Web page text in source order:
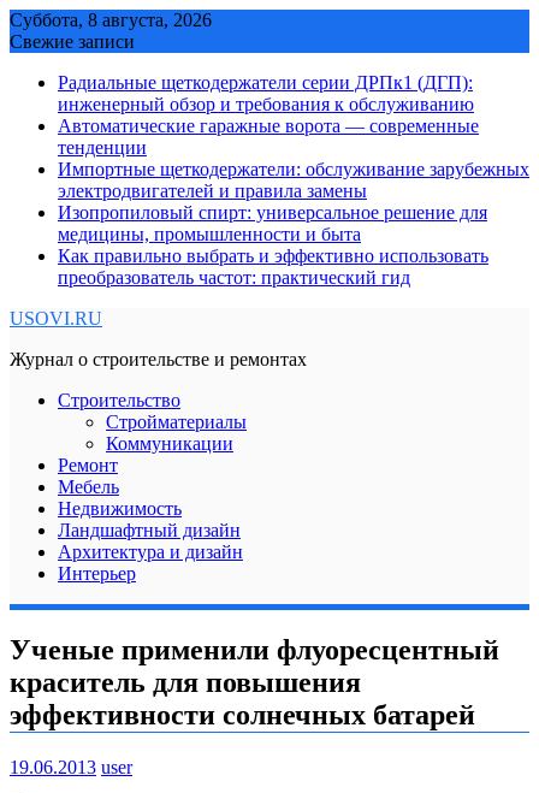
Skip
to
Суббота, 8 августа, 2026
Свежие записи
Радиальные щеткодержатели серии ДРПк1 (ДГП):
инженерный обзор и требования к обслуживанию
Автоматические гаражные ворота — современные
тенденции
Импортные щеткодержатели: обслуживание зарубежных
электродвигателей и правила замены
Изопропиловый спирт: универсальное решение для
медицины, промышленности и быта
Как правильно выбрать и эффективно использовать
преобразователь частот: практический гид
USOVI.RU
Журнал о строительстве и ремонтах
Строительство
Стройматериалы
Коммуникации
Ремонт
Мебель
Недвижимость
Ландшафтный дизайн
Архитектура и дизайн
Интерьер
Ученые применили флуоресцентный
краситель для повышения
эффективности солнечных батарей
19.06.2013 user